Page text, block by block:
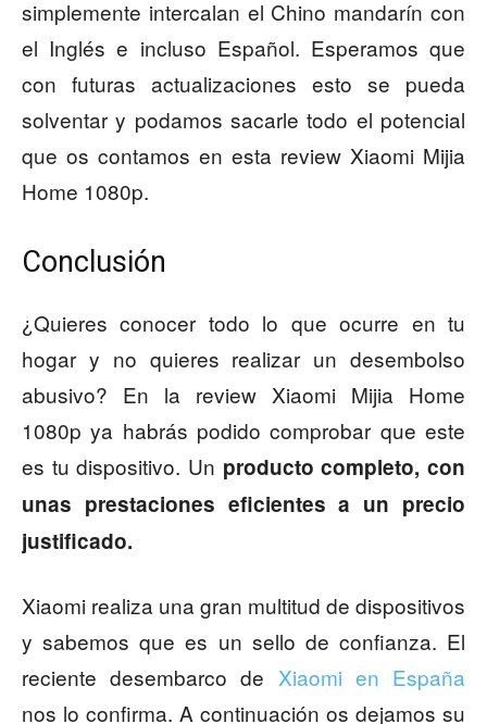
simplemente intercalan el Chino mandarín con
el Inglés e incluso Español. Esperamos que
con futuras actualizaciones esto se pueda
solventar y podamos sacarle todo el potencial
que os contamos en esta review Xiaomi Mijia
Home 1080p.
Conclusión
¿Quieres conocer todo lo que ocurre en tu
hogar y no quieres realizar un desembolso
abusivo? En la review Xiaomi Mijia Home
1080p ya habrás podido comprobar que este
es tu dispositivo. Un producto completo, con
unas prestaciones eficientes a un precio
justificado.
Xiaomi realiza una gran multitud de dispositivos
y sabemos que es un sello de confianza. El
reciente desembarco de Xiaomi en España
nos lo confirma. A continuación os dejamos su